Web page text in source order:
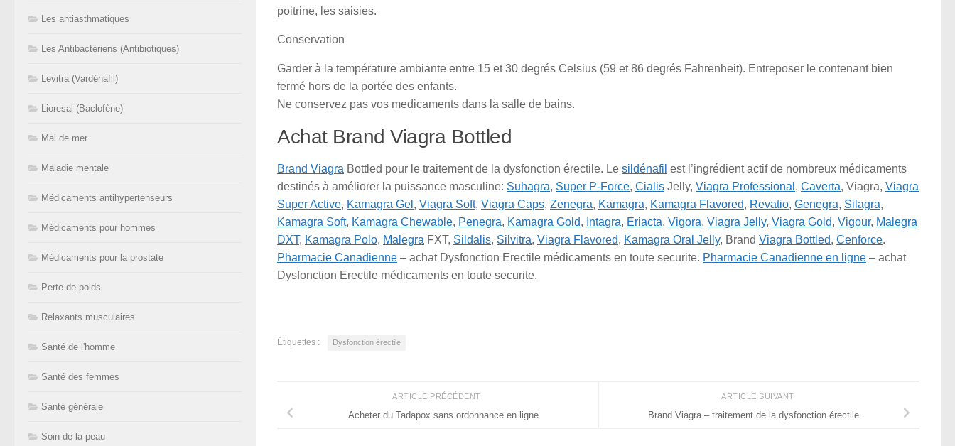
poitrine, les saisies.
Conservation
Garder à la température ambiante entre 15 et 30 degrés Celsius (59 et 86 degrés Fahrenheit). Entreposer le contenant bien
fermé hors de la portée des enfants.
Ne conservez pas vos medicaments dans la salle de bains.
Achat Brand Viagra Bottled
Brand Viagra Bottled pour le traitement de la dysfonction érectile. Le sildénafil est l’ingrédient actif de nombreux médicaments
destinés à améliorer la puissance masculine: Suhagra, Super P-Force, Cialis Jelly, Viagra Professional , Caverta, Viagra, Viagra
Super Active, Kamagra Gel , Viagra Soft, Viagra Caps, Zenegra, Kamagra, Kamagra Flavored, Revatio, Genegra, Silagra,
Kamagra Soft, Kamagra Chewable, Penegra, Kamagra Gold, Intagra, Eriacta, Vigora, Viagra Jelly, Viagra Gold, Vigour, Malegra
DXT, Kamagra Polo, Malegra FXT, Sildalis, Silvitra, Viagra Flavored, Kamagra Oral Jelly, Brand Viagra Bottled, Cenforce.
Pharmacie Canadienne – achat Dysfonction Erectile médicaments en toute securite. Pharmacie Canadienne en ligne – achat
Dysfonction Erectile médicaments en toute securite.
Étiquettes : Dysfonction érectile
ARTICLE SUIVANT
Brand Viagra – traitement de la dysfonction érectile
ARTICLE PRÉCÉDENT
Acheter du Tadapox sans ordonnance en ligne
Les antiasthmatiques
Les Antibactériens (Antibiotiques)
Levitra (Vardénafil)
Lioresal (Baclofène)
Mal de mer
Maladie mentale
Médicaments antihypertenseurs
Médicaments pour hommes
Médicaments pour la prostate
Perte de poids
Relaxants musculaires
Santé de l'homme
Santé des femmes
Santé générale
Soin de la peau